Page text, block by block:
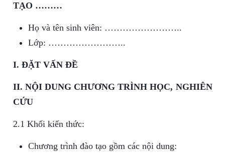
TẠO ………
Họ và tên sinh viên: ……………………..
Lớp: ……………………..
I. ĐẶT VẤN ĐỀ
II. NỘI DUNG CHƯƠNG TRÌNH HỌC, NGHIÊN
CỨU
2.1 Khối kiến thức:
Chương trình đào tạo gồm các nội dung: